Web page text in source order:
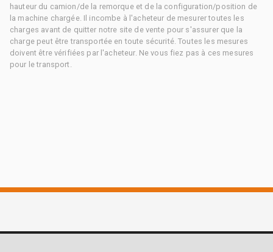
hauteur du camion/de la remorque et de la configuration/position de
la machine chargée. Il incombe à l'acheteur de mesurer toutes les
charges avant de quitter notre site de vente pour s'assurer que la
charge peut être transportée en toute sécurité. Toutes les mesures
doivent être vérifiées par l'acheteur. Ne vous fiez pas à ces mesures
pour le transport.